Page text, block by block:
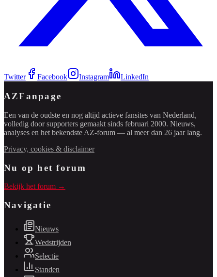
Twitter Facebook Instagram LinkedIn
AZFanpage
Een van de oudste en nog altijd actieve fansites van Nederland,
volledig door supporters gemaakt sinds februari 2000. Nieuws,
analyses en het bekendste AZ-forum — al meer dan 26 jaar lang.
Privacy, cookies & disclaimer
Nu op het forum
Bekijk het forum →
Navigatie
Nieuws
Wedstrijden
Selectie
Standen